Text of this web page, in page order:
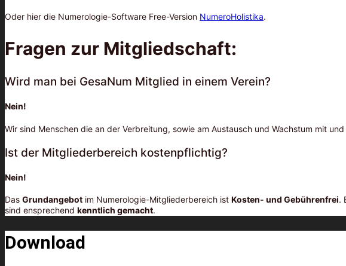
Oder hier die Numerologie-Software Free-Version NumeroHolistika.
Fragen zur Mitgliedschaft:
Wird man bei GesaNum Mitglied in einem Verein?
Nein!
Wir sind Menschen die an der Verbreitung, sowie am Austausch und Wachstum mit
Ist der Mitgliederbereich kostenpflichtig?
Nein!
Das Grundangebot im Numerologie-Mitgliederbereich ist Kosten- und Gebührenfrei.
sind ensprechend kenntlich gemacht.
Download